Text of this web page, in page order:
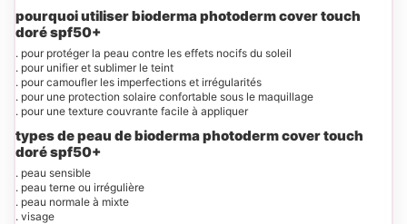
pourquoi utiliser bioderma photoderm cover touch
doré spf50+
. pour protéger la peau contre les effets nocifs du soleil
. pour unifier et sublimer le teint
. pour camoufler les imperfections et irrégularités
. pour une protection solaire confortable sous le maquillage
. pour une texture couvrante facile à appliquer
types de peau de bioderma photoderm cover touch
doré spf50+
. peau sensible
. peau terne ou irrégulière
. peau normale à mixte
. visage